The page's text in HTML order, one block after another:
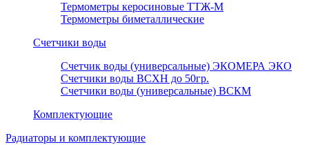
Термометры керосиновые ТТЖ-М
Термометры биметаллические
Счетчики воды
Счетчик воды (универсальные) ЭКОМЕРА ЭКО
Счетчики воды ВСХН до 50гр.
Счетчики воды (универсальные) ВСКМ
Комплектующие
Радиаторы и комплектующие